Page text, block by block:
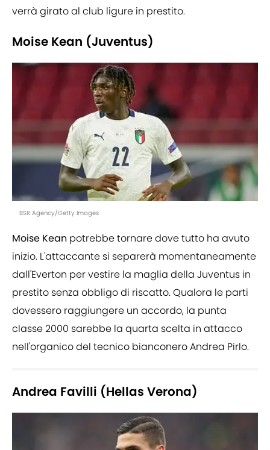
verrà girato al club ligure in prestito.
Moise Kean (Juventus)
BSR Agency/Getty Images
Moise Kean potrebbe tornare dove tutto ha avuto
inizio. L'attaccante si separerà momentaneamente
dall'Everton per vestire la maglia della Juventus in
prestito senza obbligo di riscatto. Qualora le parti
dovessero raggiungere un accordo, la punta
classe 2000 sarebbe la quarta scelta in attacco
nell'organico del tecnico bianconero Andrea Pirlo.
Andrea Favilli (Hellas Verona)